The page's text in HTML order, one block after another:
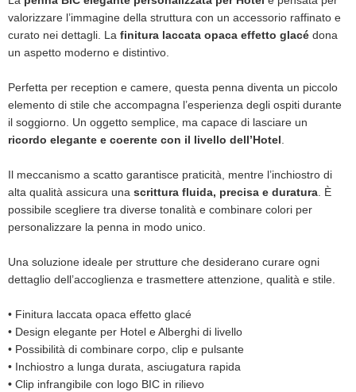
valorizzare l’immagine della struttura con un accessorio raffinato e
curato nei dettagli. La finitura laccata opaca effetto glacé dona
un aspetto moderno e distintivo.
Perfetta per reception e camere, questa penna diventa un piccolo
elemento di stile che accompagna l’esperienza degli ospiti durante
il soggiorno. Un oggetto semplice, ma capace di lasciare un
ricordo elegante e coerente con il livello dell’Hotel.
Il meccanismo a scatto garantisce praticità, mentre l’inchiostro di
alta qualità assicura una scrittura fluida, precisa e duratura. È
possibile scegliere tra diverse tonalità e combinare colori per
personalizzare la penna in modo unico.
Una soluzione ideale per strutture che desiderano curare ogni
dettaglio dell’accoglienza e trasmettere attenzione, qualità e stile.
• Finitura laccata opaca effetto glacé
• Design elegante per Hotel e Alberghi di livello
• Possibilità di combinare corpo, clip e pulsante
• Inchiostro a lunga durata, asciugatura rapida
• Clip infrangibile con logo BIC in rilievo